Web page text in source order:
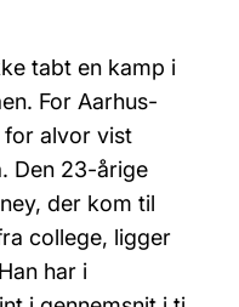
tabt en kamp i
For Aarhus-
for alvor vist
Den 23-årige
der kom til
college, ligger
har i